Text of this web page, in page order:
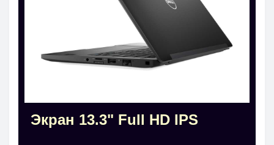
Экран 13.3" Full HD IPS